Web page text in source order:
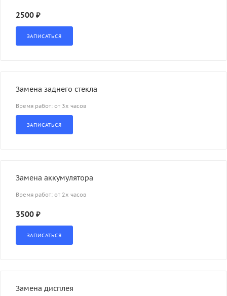
2500 ₽
Замена заднего стекла
Время работ: от 3х часов
Замена аккумулятора
Время работ: от 2х часов
3500 ₽
Замена дисплея